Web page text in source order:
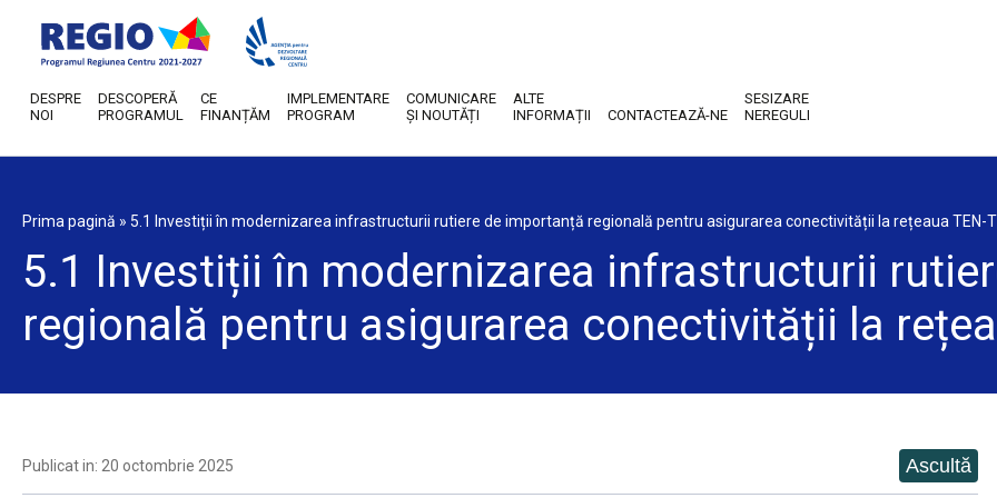
DESPRE
NOI
DESCOPERĂ
PROGRAMUL
CE
FINANȚĂM
IMPLEMENTARE
PROGRAM
COMUNICARE
ȘI NOUTĂȚI
ALTE
INFORMAȚII
CONTACTEAZĂ-NE
SESIZARE
NEREGULI
Prima pagină » 5.1 Investiții în modernizarea infrastructurii rutiere de importanță regională pentru asigurarea conectivității la rețeaua TEN-
5.1 Investiții în modernizarea infrastructurii
regională pentru asigurarea conectivității la
Publicat in: 20 octombrie 2025